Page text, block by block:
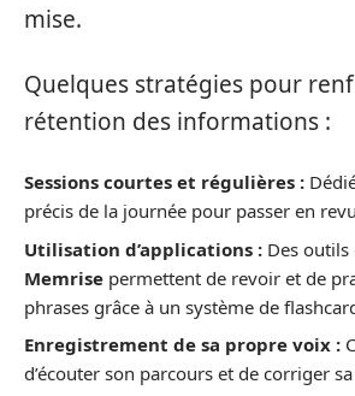
mise.
Quelques stratégies pour
rétention des informations :
Sessions courtes et régulières :
précis de la journée pour passer en
Utilisation d’applications : Des
Memrise permettent de revoir et de
phrases grâce à un système de
Enregistrement de sa propre voix :
d’écouter son parcours et de corriger